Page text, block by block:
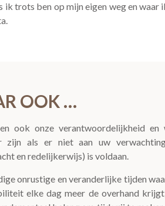
ik trots ben op mijn eigen weg en waar
OOK …
ook onze verantwoordelijkheid en
zijn als er niet aan uw
en redelijkerwijs) is voldaan.
onrustige en veranderlijke tijden
elke dag meer de overhand